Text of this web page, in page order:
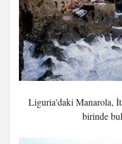
Liguria'daki Manarola,
birinde